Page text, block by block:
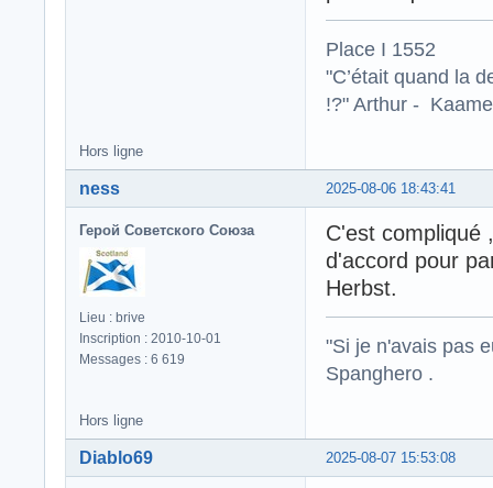
Place I 1552
"C’était quand la
!?" Arthur -
Hors ligne
2025-08-06 18:43:41
ness
Герой Советского Союза
Lieu : brive
Inscription : 2010-10-01
Messages : 6 619
C'est compliqué
d'accord pour
Herbst.
"Si je n'avais pas
Spanghero .
Hors ligne
2025-08-07 15:53:08
Diablo69